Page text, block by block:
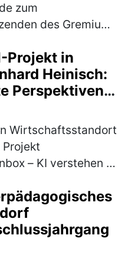
zum
des Gremiums
Gewerberates
wählten …
Projekt in
Heinisch:
Perspektiven
Start-ups in
Wirtschaftsstandort
– KI verstehen &
den Mitteln d…